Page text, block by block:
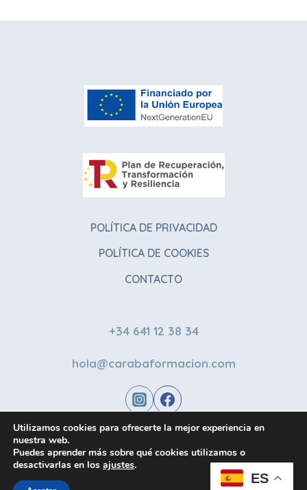
CÓMO
APROVECHARLA
POLÍTICA DE PRIVACIDAD
POLÍTICA DE COOKIES
CONTACTO
+34 641 12 38 34
hola@carabaformacion.com
ES
Utilizamos cookies para ofrecerte la mejor experiencia en
nuestra web.
Puedes aprender más sobre qué cookies utilizamos o
desactivarlas en los ajustes.